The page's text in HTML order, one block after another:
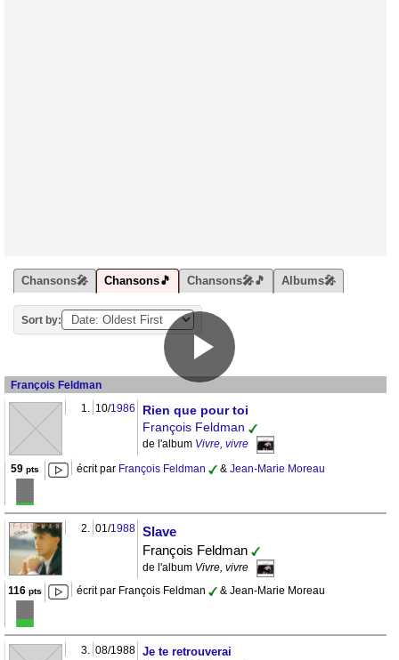
Chansons🎤 Chansons🎵 Chansons🎤🎵 Albums🎤
Sort by:
François Feldman
1. 10/1986
Rien que pour toi
François Feldman
de l'album Vivre, vivre
59 pts écrit par François Feldman & Jean-Marie Moreau
2. 01/1988 Slave
François Feldman
de l'album Vivre, vivre
116 pts écrit par François Feldman & Jean-Marie Moreau
3. 08/1988 Je te retrouverai